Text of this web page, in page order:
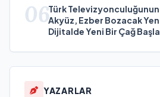
06Türk Televizyonculuğunun
Akyüz, Ezber Bozacak
Dijitalde Yeni Bir Çağ
YAZARLAR